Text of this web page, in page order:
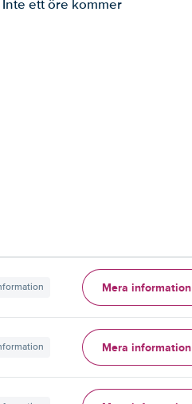
ett öre kommer
Mera information
Mera information